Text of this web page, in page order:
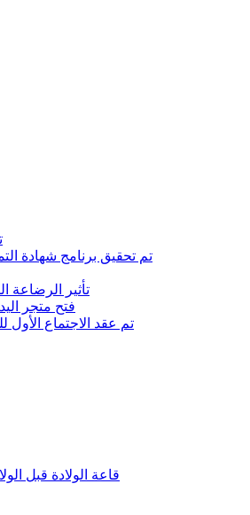
تم تحقيق برنامج شهادة
تأثير الرضاعة
(فتح متجر الاعمال الخيرية
تم عقد الاجتماع
(قاعة الولادة قبل